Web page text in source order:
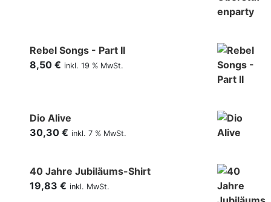
Rebel Songs - Part II
8,50 € inkl. 19 % MwSt.
Dio Alive
30,30 € inkl. 7 % MwSt.
40 Jahre Jubiläums-Shirt
19,83 € inkl. MwSt.